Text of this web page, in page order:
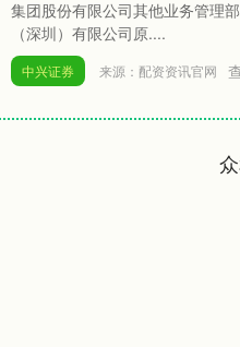
集团股份有限公司其他业务管理
（深圳）有限公司原....
中兴证券 来源：配资资讯官网